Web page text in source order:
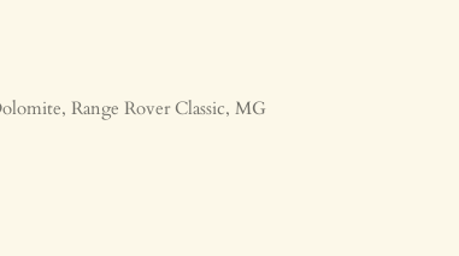
Range Rover Classic, MG